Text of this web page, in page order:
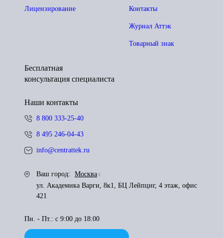
Контакты
Журнал Аттэк
Товарный знак
Лицензирование
Бесплатная
консультация специалиста
Наши контакты
8 800 333-25-40
8 495 246-04-43
info@centrattek.ru
Ваш город:
Москва
ул. Академика Варги, 8к1, БЦ Лейпциг, 4 этаж, офис
421
Пн. - Пт.: с 9:00 до 18:00